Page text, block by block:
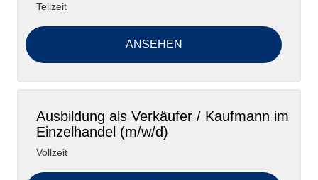
Teilzeit
ANSEHEN
Ausbildung als Verkäufer / Kaufmann im
Einzelhandel (m/w/d)
Vollzeit